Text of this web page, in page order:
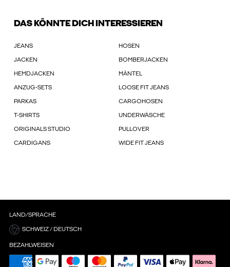
DAS KÖNNTE DICH INTERESSIEREN
JEANS HOSEN
JACKEN BOMBERJACKEN
HEMDJACKEN MÄNTEL
ANZUG-SETS LOOSE FIT JEANS
PARKAS CARGOHOSEN
T-SHIRTS UNDERWÄSCHE
ORIGINALS STUDIO PULLOVER
CARDIGANS WIDE FIT JEANS
LAND/SPRACHE
SCHWEIZ / DEUTSCH
BEZAHLWEISEN